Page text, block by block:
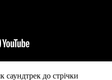
саундтрек до стрічки